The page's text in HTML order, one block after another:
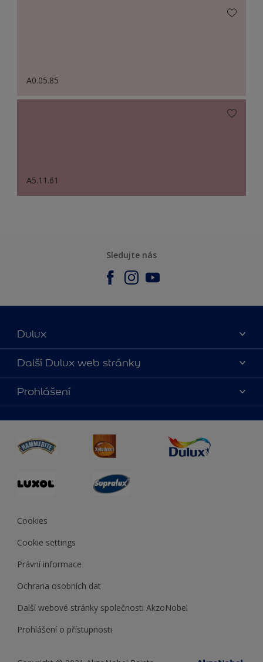
A0.05.85
A5.11.61
Sledujte nás
Dulux
O nás
Kontaktujte nás
Najít obchod
Další Dulux web stránky
duluxmalir.cz
duluxmaliar.sk
duluxprodejnabarev.cz
duluxpredajnafarieb.sk
Prohlášení
Cookies
Cookie settings
Právní informace
Ochrana osobních dat
Další webové stránky společnosti AkzoNobel
Prohlášení o přístupnosti